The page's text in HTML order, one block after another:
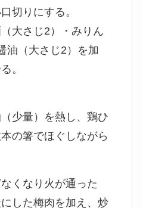
切りにする。
大さじ2）・みりん
油（大さじ2）を加
。
少量）を熱し、鶏ひ
の箸でほぐしながら
くなり火が通った
した梅肉を加え、炒